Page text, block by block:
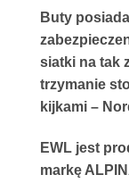
Buty
siatki na tak
trzymanie
kijkami –
EWL jest
markę